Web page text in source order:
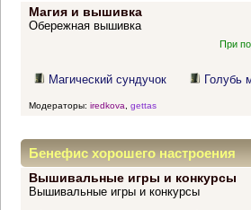
Магия и вышивка
Обережная вышивка
При
Магический сундучок Голубь
Модераторы: iredkova gettas
Бенефис хорошего настроения
Вышивальные игры и конкурсы
Вышивальные игры и конкурсы